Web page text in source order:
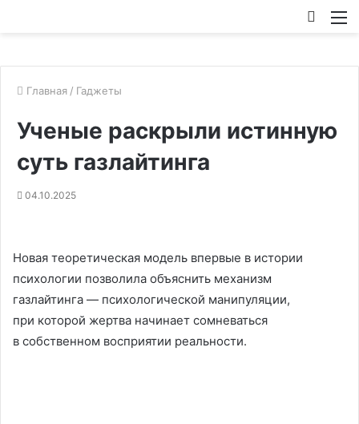
Главная / Гаджеты
Ученые раскрыли истинную
суть газлайтинга
04.10.2025
Новая теоретическая модель впервые в истории
психологии позволила объяснить механизм
газлайтинга — психологической манипуляции,
при которой жертва начинает сомневаться
в собственном восприятии реальности.